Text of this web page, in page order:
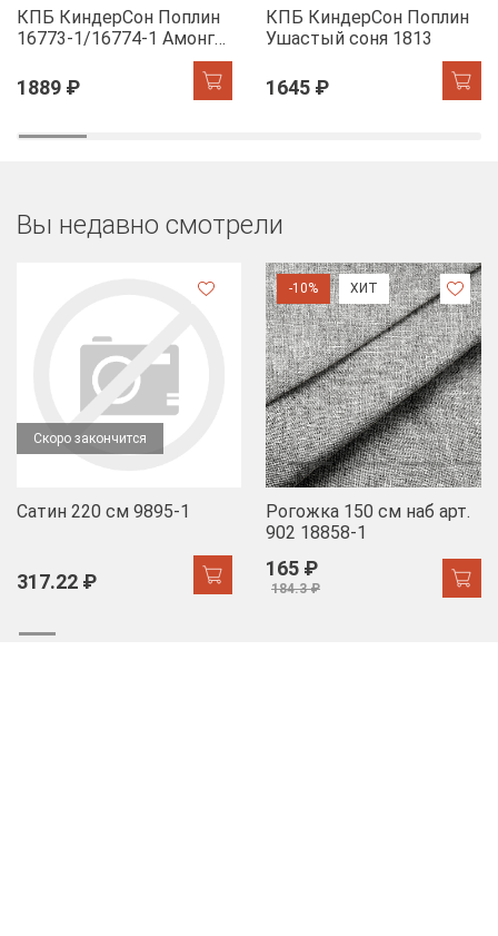
КПБ КиндерСон Поплин
16773-1/16774-1 Амонг
1889 ₽
КПБ КиндерСон Поплин
Ушастый соня 1813
1645 ₽
Вы недавно смотрели
Скоро закончится
Сатин 220 см 9895-1
317.22 ₽
-10% ХИТ
Рогожка 150 см наб арт.
902 18858-1
165 ₽
184.3 ₽